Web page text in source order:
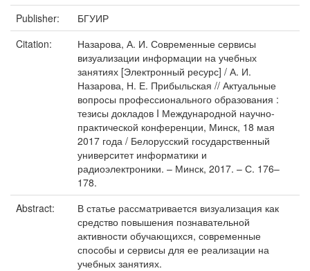
Publisher:
БГУИР
Citation:
Назарова, А. И. Современные сервисы
визуализации информации на учебных
занятиях [Электронный ресурс] / А. И.
Назарова, Н. Е. Прибыльская // Актуальные
вопросы профессионального образования :
тезисы докладов I Международной научно-
практической конференции, Минск, 18 мая
2017 года / Белорусский государственный
университет информатики и
радиоэлектроники. – Минск, 2017. – С. 176–
178.
Abstract:
В статье рассматривается визуализация как
средство повышения познавательной
активности обучающихся, современные
способы и сервисы для ее реализации на
учебных занятиях.